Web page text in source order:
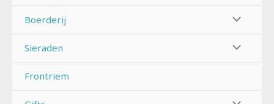
Boerderij
Sieraden
Frontriem